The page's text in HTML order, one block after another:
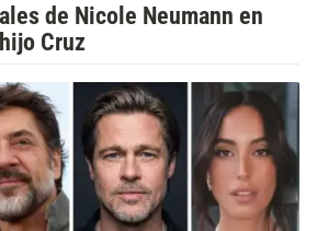
de Nicole Neumann en
Cruz